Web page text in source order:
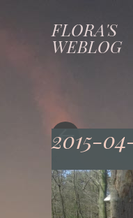
FLORA'S
WEBLOG
Spring
naar
2015-